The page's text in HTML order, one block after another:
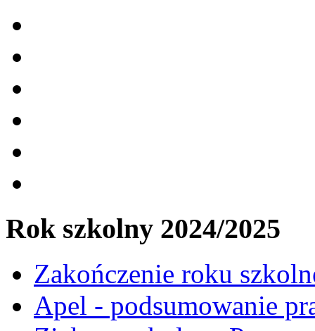
Rok szkolny 2024/2025
Zakończenie roku
Apel - podsumowanie